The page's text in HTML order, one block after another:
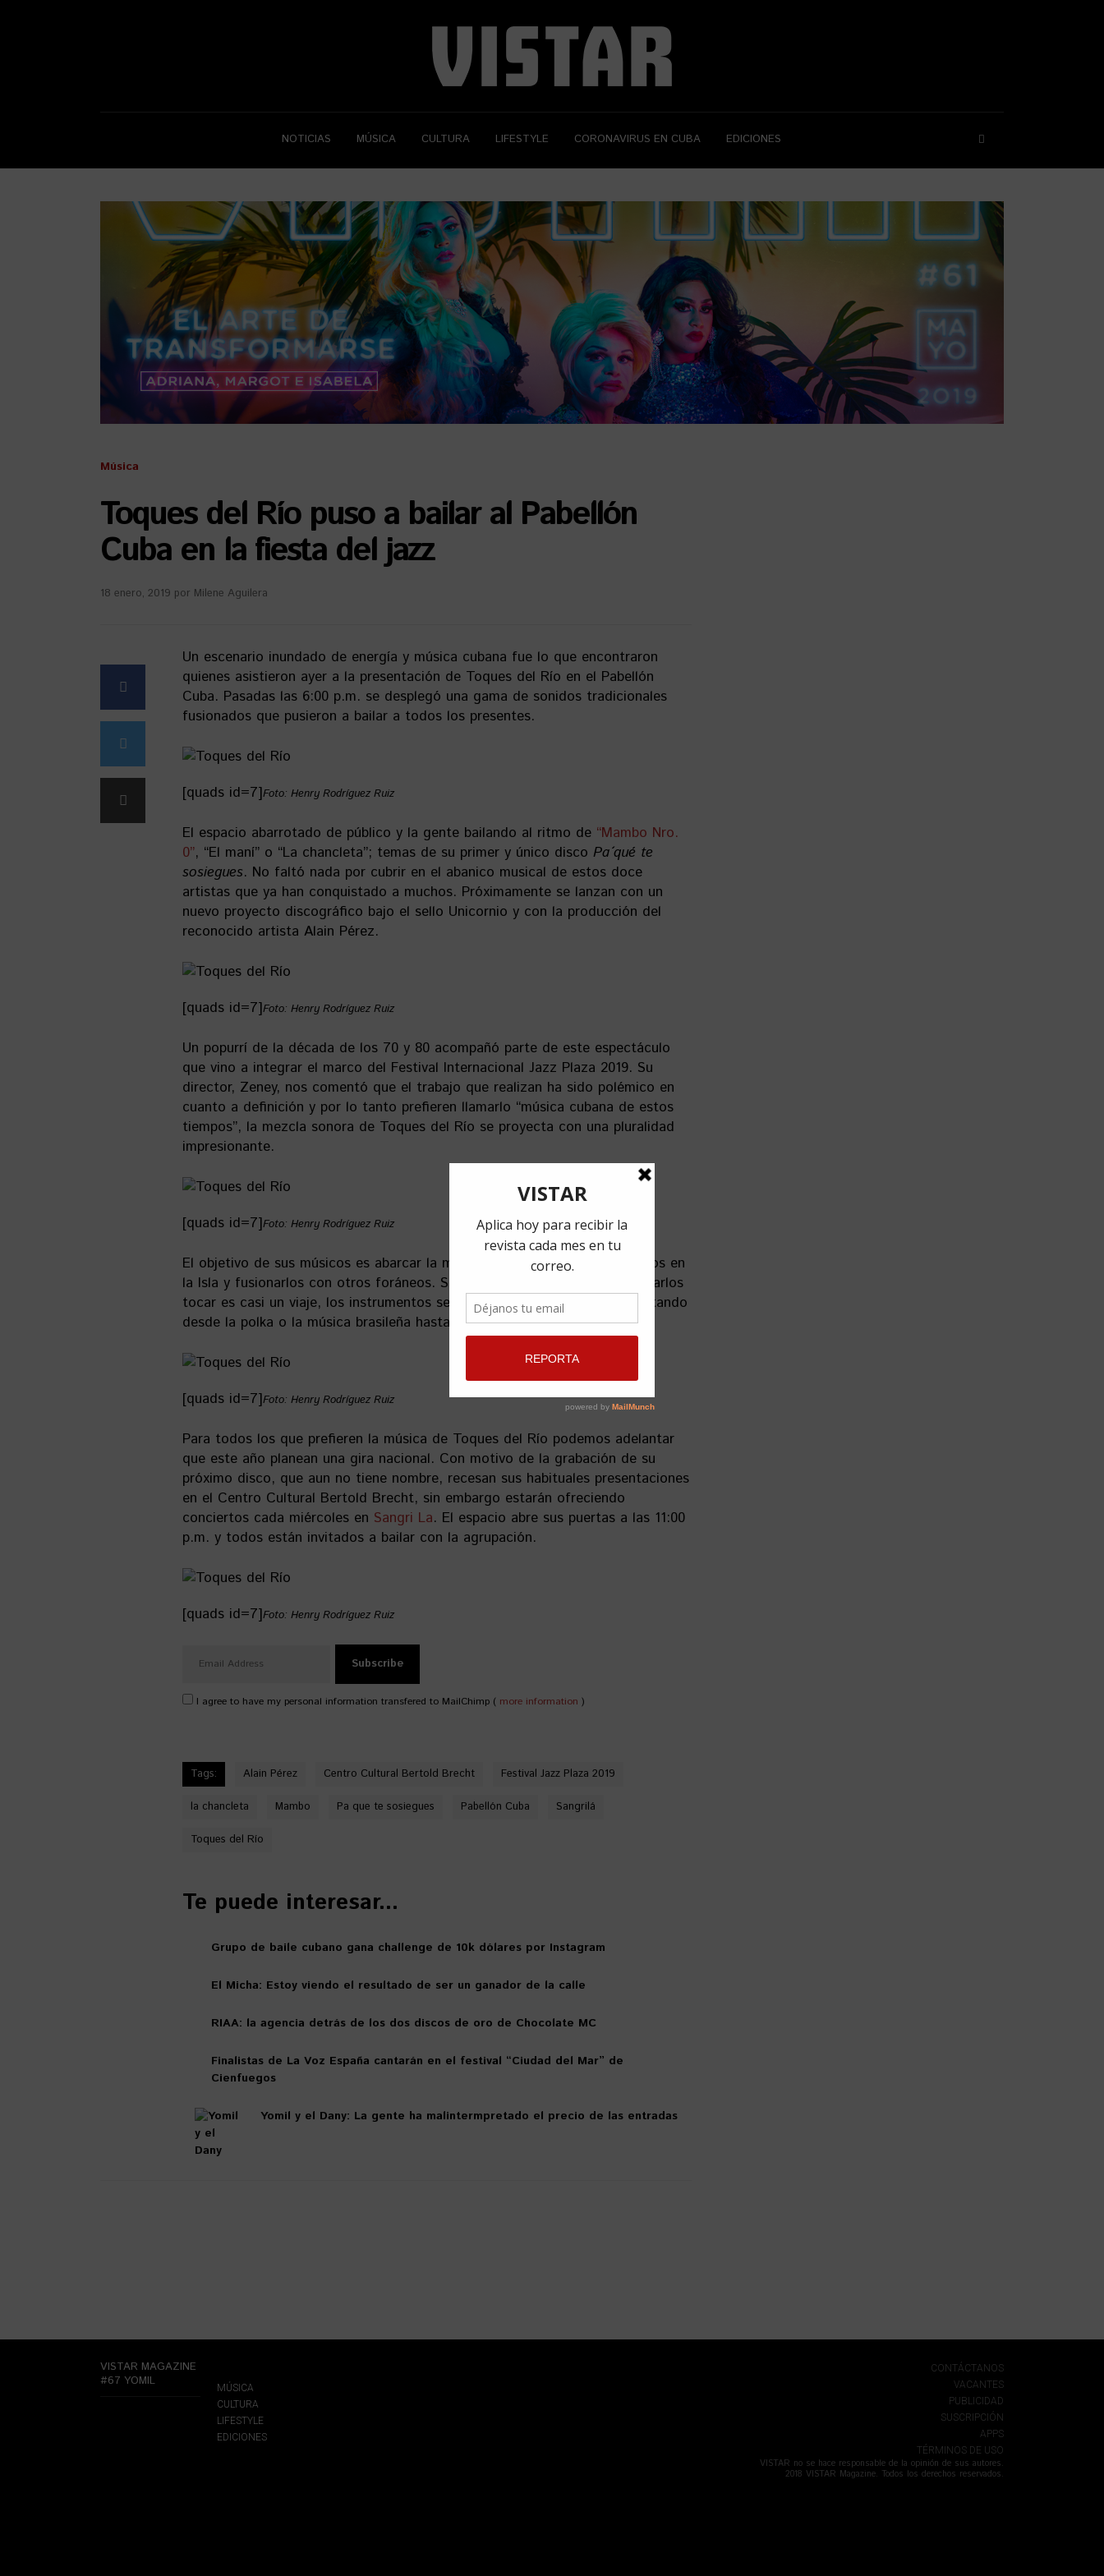
NOTICIAS MÚSICA CULTURA LIFESTYLE CORONAVIRUS EN CUBA EDICIONES
Música
Toques del Río puso a bailar al Pabellón
Cuba en la fiesta del jazz
18 enero, 2019 por Milene Aguilera
Un escenario inundado de energía y música cubana fue lo que encontraron
quienes asistieron ayer a la presentación de Toques del Río en el Pabellón
Cuba. Pasadas las 6:00 p.m. se desplegó una gama de sonidos tradicionales
fusionados que pusieron a bailar a todos los presentes.
[quads id=7]Foto: Henry Rodríguez Ruiz
El espacio abarrotado de público y la gente bailando al ritmo de “Mambo Nro.
0”, “El maní” o “La chancleta”; temas de su primer y único disco Pa´qué te
sosiegues. No faltó nada por cubrir en el abanico musical de estos doce
artistas que ya han conquistado a muchos. Próximamente se lanzan con un
nuevo proyecto discográfico bajo el sello Unicornio y con la producción del
reconocido artista Alain Pérez.
[quads id=7]Foto: Henry Rodríguez Ruiz
Un popurrí de la década de los 70 y 80 acompañó parte de este espectáculo
que vino a integrar el marco del Festival Internacional Jazz Plaza 2019. Su
director, Zeney, nos comentó que el trabajo que realizan ha sido polémico en
cuanto a definición y por lo tanto prefieren llamarlo “música cubana de estos
tiempos”, la mezcla sonora de Toques del Río se proyecta con una pluralidad
impresionante.
[quads id=7]Foto: Henry Rodríguez Ruiz
El objetivo de sus músicos es abarcar la mayor cantidad de géneros hechos en
la Isla y fusionarlos con otros foráneos. Sus seguidores saben que escucharlos
tocar es casi un viaje, los instrumentos se dejan volar a la creación transitando
desde la polka o la música brasileña hasta el rock o el funk.
[quads id=7]Foto: Henry Rodríguez Ruiz
Para todos los que prefieren la música de Toques del Río podemos adelantar
que este año planean una gira nacional. Con motivo de la grabación de su
próximo disco, que aun no tiene nombre, recesan sus habituales presentaciones
en el Centro Cultural Bertold Brecht, sin embargo estarán ofreciendo
conciertos cada miércoles en Sangri La. El espacio abre sus puertas a las 11:00
p.m. y todos están invitados a bailar con la agrupación.
[quads id=7]Foto: Henry Rodríguez Ruiz
I agree to have my personal information transfered to MailChimp ( more information )
Tags: Alain Pérez Centro Cultural Bertold Brecht Festival Jazz Plaza 2019
la chancleta Mambo Pa que te sosiegues Pabellón Cuba Sangrilá
Toques del Río
Te puede interesar...
Grupo de baile cubano gana challenge de 10k dólares por Instagram
El Micha: Estoy viendo el resultado de ser un ganador de la calle
RIAA: la agencia detrás de los dos discos de oro de Chocolate MC
Finalistas de La Voz España cantarán en el festival “Ciudad del Mar” de
Cienfuegos
Yomil y el Dany: La gente ha malintermpretado el precio de las entradas
VISTAR MAGAZINE
#67 YOMIL
MÚSICA
CULTURA
LIFESTYLE
EDICIONES
CONTÁCTANOS
VACANTES
PUBLICIDAD
SUSCRIPCIÓN
APPS
TÉRMINOS DE USO
VISTAR no se hace responsable de la opinión de sus autores.
2018 VISTAR Magazine. Todos los derechos reservados.